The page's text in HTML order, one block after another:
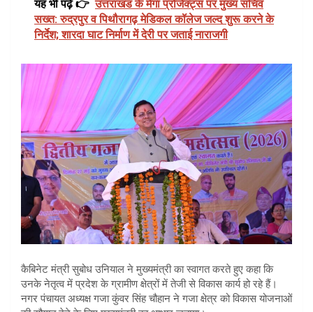
यह भी पढ़ें 👉 उत्तराखंड के मेगा प्रोजेक्ट्स पर मुख्य सचिव
सख्त: रुद्रपुर व पिथौरागढ़ मेडिकल कॉलेज जल्द शुरू करने के
निर्देश; शारदा घाट निर्माण में देरी पर जताई नाराजगी
कैबिनेट मंत्री सुबोध उनियाल ने मुख्यमंत्री का स्वागत करते हुए कहा कि
उनके नेतृत्व में प्रदेश के ग्रामीण क्षेत्रों में तेजी से विकास कार्य हो रहे हैं।
नगर पंचायत अध्यक्ष गजा कुंवर सिंह चौहान ने गजा क्षेत्र को विकास योजनाओं